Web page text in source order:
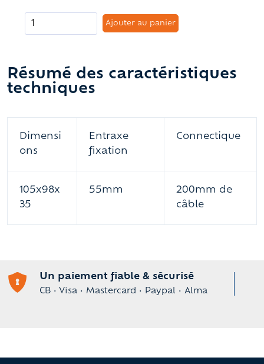
Ajouter au panier
Résumé des caractéristiques
techniques
Dimensi
ons
Entraxe
fixation
Connectique
105x98x
35
55mm
200mm de
câble
Un paiement fiable & sécurisé
CB • Visa • Mastercard • Paypal • Alma